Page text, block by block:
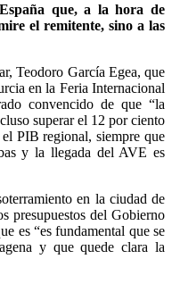
que, a la hora de
el remitente, sino a las
Teodoro García Egea, que
en la Feria Internacional
convencido de que “la
superar el 12 por ciento
PIB regional, siempre que
y la llegada del AVE es
en la ciudad de
presupuestos del Gobierno
es “es fundamental que se
y que quede clara la